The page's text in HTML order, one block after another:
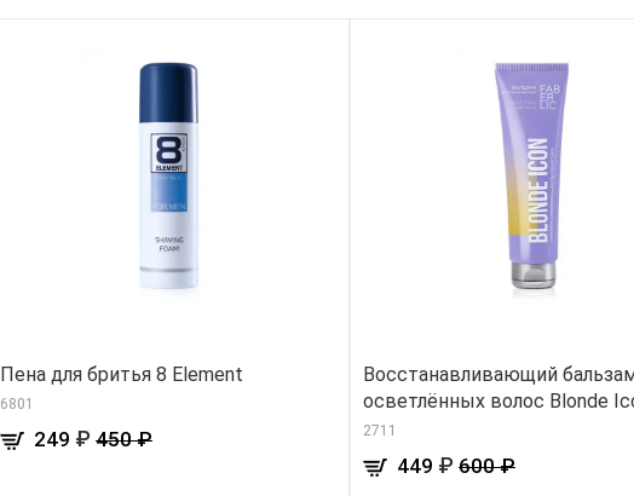
Пена для бритья 8 Element
6801
249 ₽ 450 ₽
Восстанавливающий
осветлённых волос Blonde
2711
449 ₽ 600 ₽